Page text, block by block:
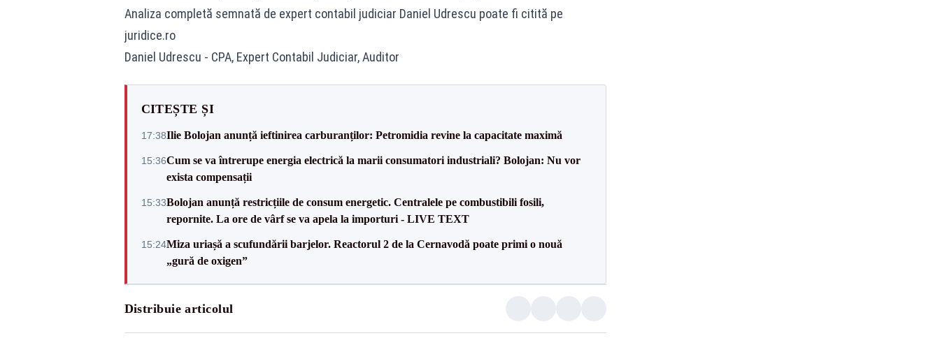
Analiza completă semnată de expert contabil judiciar Daniel Udrescu poate fi citită pe
juridice.ro
Daniel Udrescu - CPA, Expert Contabil Judiciar, Auditor
CITEȘTE ȘI
17:38Ilie Bolojan anunță ieftinirea carburanților: Petromidia revine la capacitate maximă
15:36Cum se va întrerupe energia electrică la marii consumatori industriali? Bolojan: Nu vor
exista compensații
15:33Bolojan anunță restricțiile de consum energetic. Centralele pe combustibili fosili,
repornite. La ore de vârf se va apela la importuri - LIVE TEXT
15:24Miza uriașă a scufundării barjelor. Reactorul 2 de la Cernavodă poate primi o nouă
„gură de oxigen”
Distribuie articolul